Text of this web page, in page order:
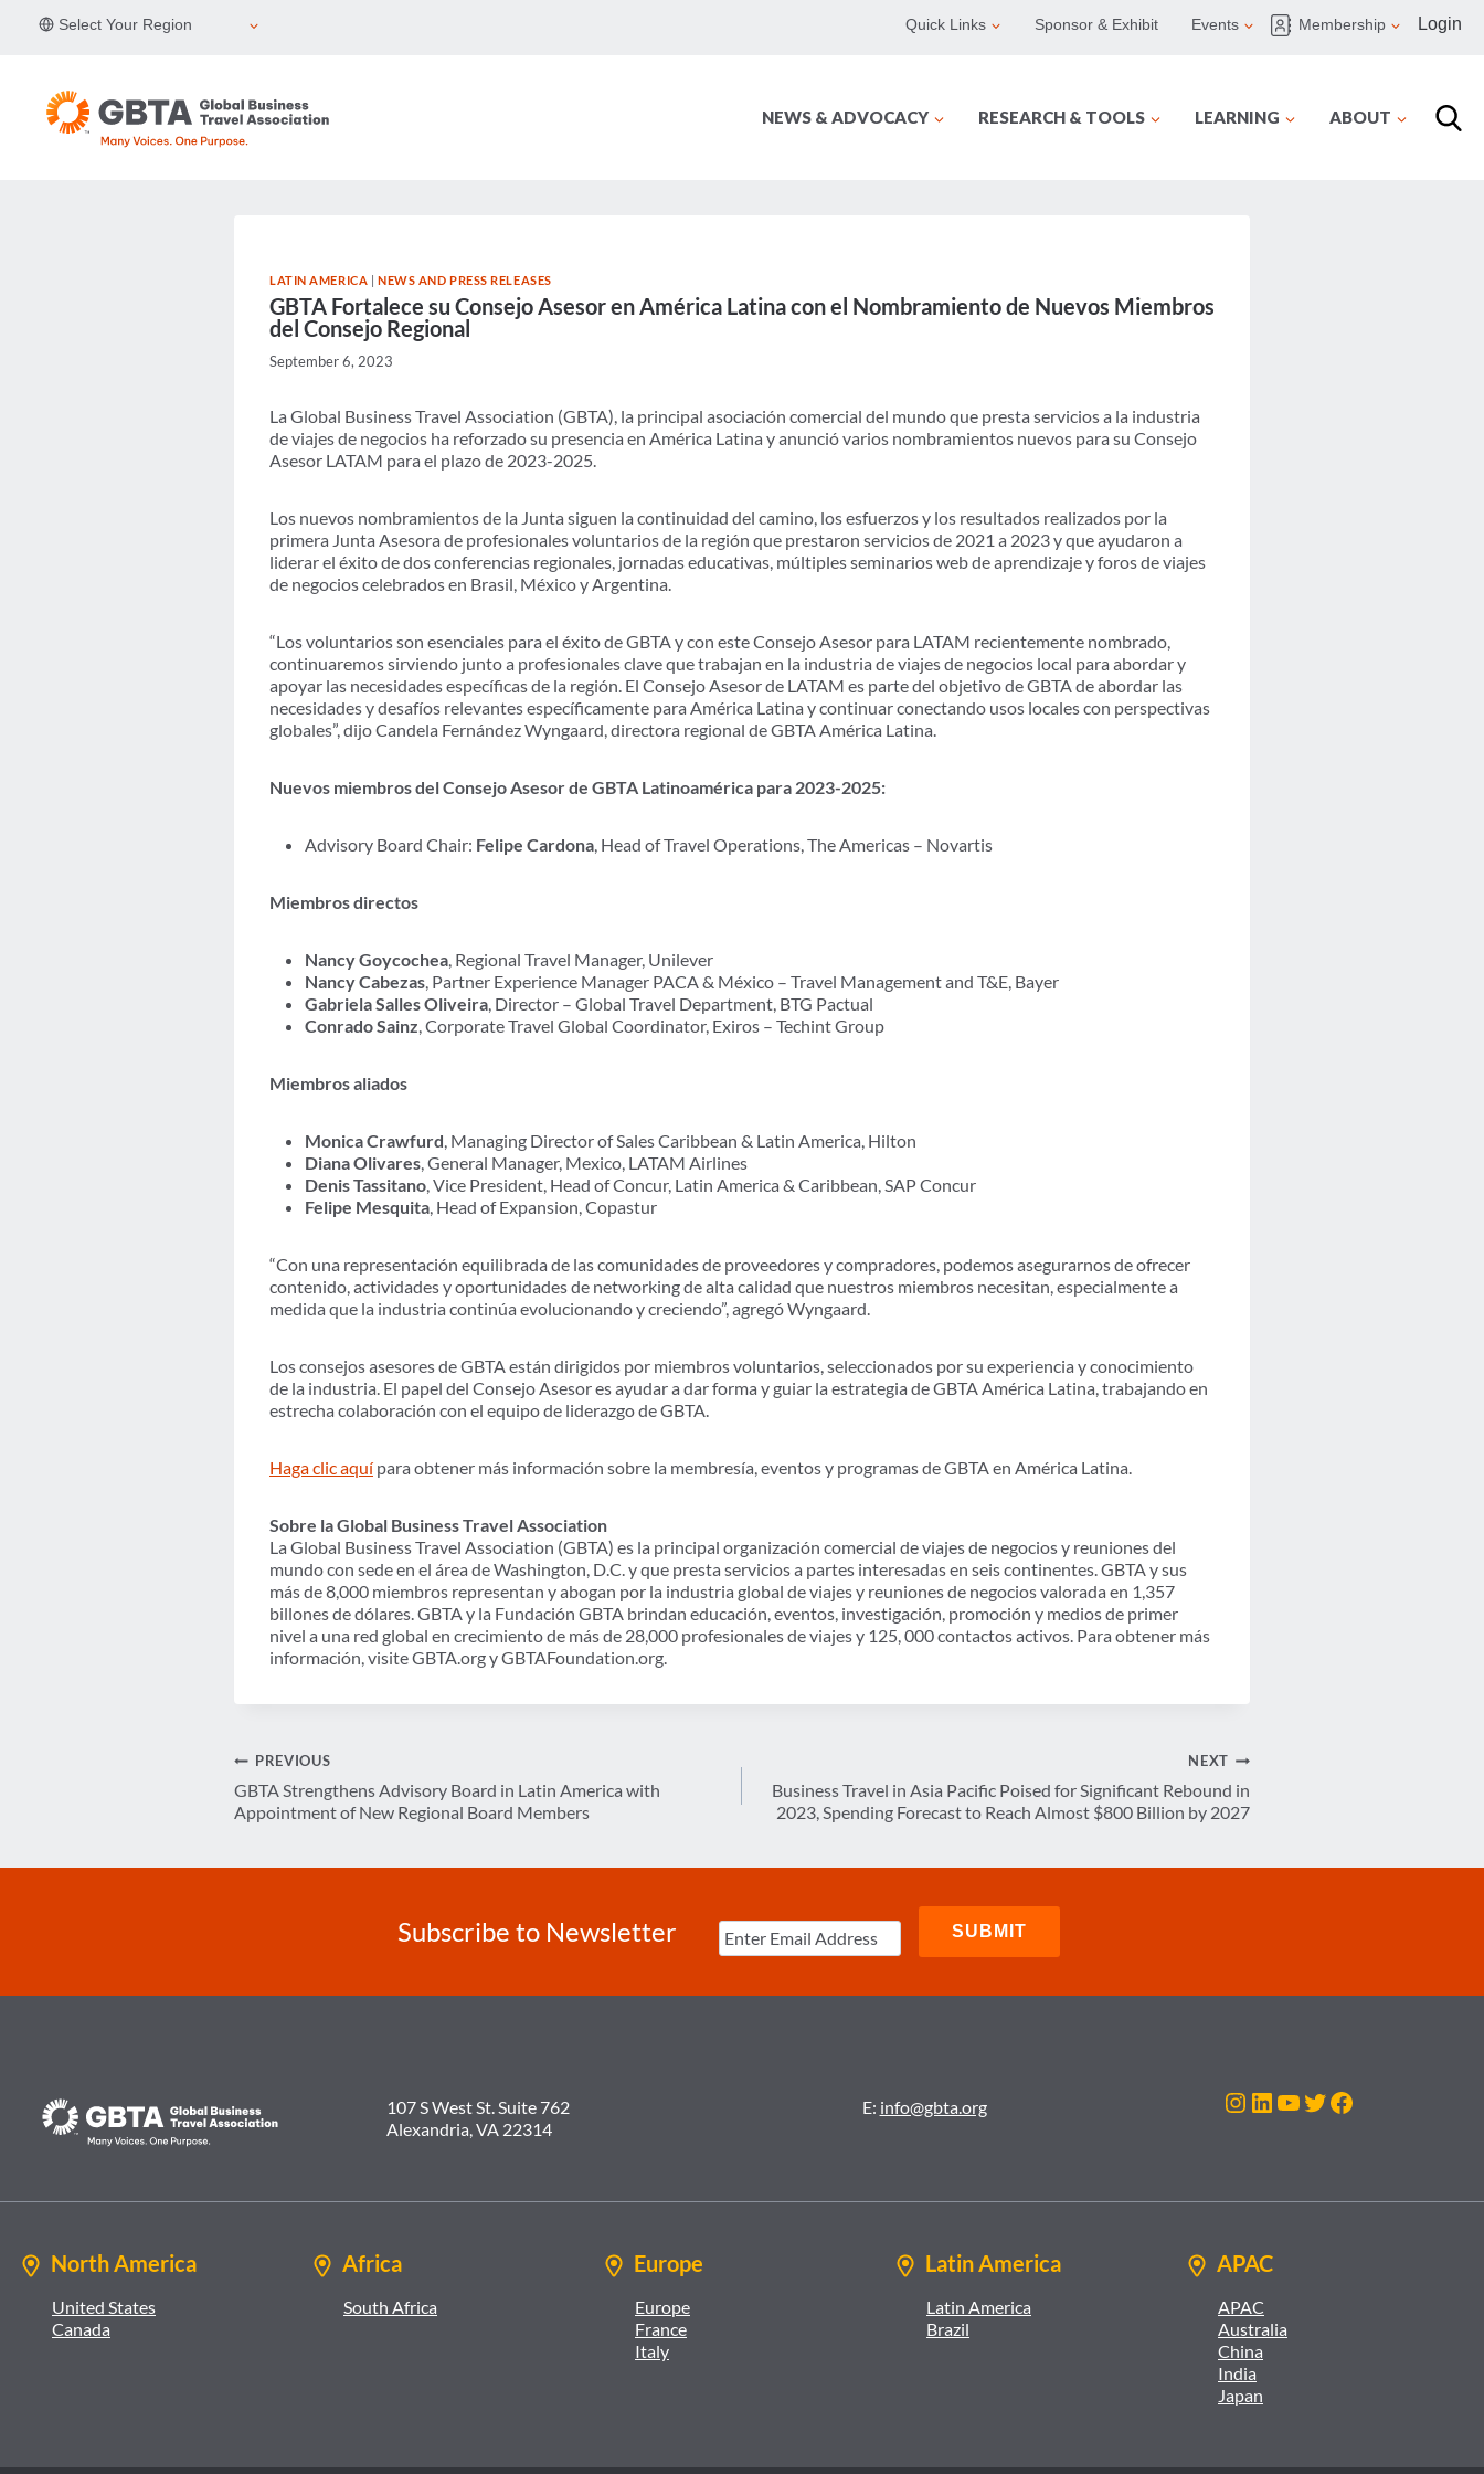
Select Your Region Quick Links Sponsor & Exhibit Events Membership Login
NEWS & ADVOCACY RESEARCH & TOOLS LEARNING ABOUT
LATIN AMERICA | NEWS AND PRESS RELEASES
GBTA Fortalece su Consejo Asesor en América Latina con el Nombramiento de Nuevos Miembros
del Consejo Regional
September 6, 2023
La Global Business Travel Association (GBTA), la principal asociación comercial del mundo que presta servicios a la industria
de viajes de negocios ha reforzado su presencia en América Latina y anunció varios nombramientos nuevos para su Consejo
Asesor LATAM para el plazo de 2023-2025.
Los nuevos nombramientos de la Junta siguen la continuidad del camino, los esfuerzos y los resultados realizados por la
primera Junta Asesora de profesionales voluntarios de la región que prestaron servicios de 2021 a 2023 y que ayudaron a
liderar el éxito de dos conferencias regionales, jornadas educativas, múltiples seminarios web de aprendizaje y foros de viajes
de negocios celebrados en Brasil, México y Argentina.
“Los voluntarios son esenciales para el éxito de GBTA y con este Consejo Asesor para LATAM recientemente nombrado,
continuaremos sirviendo junto a profesionales clave que trabajan en la industria de viajes de negocios local para abordar y
apoyar las necesidades específicas de la región. El Consejo Asesor de LATAM es parte del objetivo de GBTA de abordar las
necesidades y desafíos relevantes específicamente para América Latina y continuar conectando usos locales con perspectivas
globales”, dijo Candela Fernández Wyngaard, directora regional de GBTA América Latina.
Nuevos miembros del Consejo Asesor de GBTA Latinoamérica para 2023-2025:
Advisory Board Chair: Felipe Cardona, Head of Travel Operations, The Americas – Novartis
Miembros directos
Nancy Goycochea, Regional Travel Manager, Unilever
Nancy Cabezas, Partner Experience Manager PACA & México – Travel Management and T&E, Bayer
Gabriela Salles Oliveira, Director – Global Travel Department, BTG Pactual
Conrado Sainz, Corporate Travel Global Coordinator, Exiros – Techint Group
Miembros aliados
Monica Crawfurd, Managing Director of Sales Caribbean & Latin America, Hilton
Diana Olivares, General Manager, Mexico, LATAM Airlines
Denis Tassitano, Vice President, Head of Concur, Latin America & Caribbean, SAP Concur
Felipe Mesquita, Head of Expansion, Copastur
“Con una representación equilibrada de las comunidades de proveedores y compradores, podemos asegurarnos de ofrecer
contenido, actividades y oportunidades de networking de alta calidad que nuestros miembros necesitan, especialmente a
medida que la industria continúa evolucionando y creciendo”, agregó Wyngaard.
Los consejos asesores de GBTA están dirigidos por miembros voluntarios, seleccionados por su experiencia y conocimiento
de la industria. El papel del Consejo Asesor es ayudar a dar forma y guiar la estrategia de GBTA América Latina, trabajando en
estrecha colaboración con el equipo de liderazgo de GBTA.
Haga clic aquí para obtener más información sobre la membresía, eventos y programas de GBTA en América Latina.
Sobre la Global Business Travel Association
La Global Business Travel Association (GBTA) es la principal organización comercial de viajes de negocios y reuniones del
mundo con sede en el área de Washington, D.C. y que presta servicios a partes interesadas en seis continentes. GBTA y sus
más de 8,000 miembros representan y abogan por la industria global de viajes y reuniones de negocios valorada en 1,357
billones de dólares. GBTA y la Fundación GBTA brindan educación, eventos, investigación, promoción y medios de primer
nivel a una red global en crecimiento de más de 28,000 profesionales de viajes y 125, 000 contactos activos. Para obtener más
información, visite GBTA.org y GBTAFoundation.org.
Post
navigation
PREVIOUS
GBTA Strengthens Advisory Board in Latin America with
Appointment of New Regional Board Members
NEXT
Business Travel in Asia Pacific Poised for Significant Rebound in
2023, Spending Forecast to Reach Almost $800 Billion by 2027
Subscribe to Newsletter
107 S West St. Suite 762
Alexandria, VA 22314
E: info@gbta.org Instagram
LinkedIn
YouTube
Twitter
Facebook
North America
United States
Canada
Africa
South Africa
Europe
Europe
France
Italy
Latin America
Latin America
Brazil
APAC
APAC
Australia
China
India
Japan